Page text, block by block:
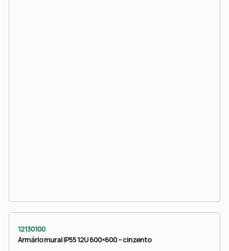
12130100
Armário mural IP55 12U 600×600 – cinzento